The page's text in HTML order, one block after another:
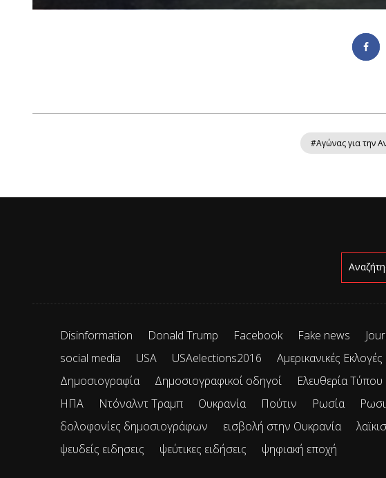
#Αγώνας για την
Disinformation Donald Trump Facebook Fake news
social media
USA USAelections2016 Αμερικανικές Εκλογές
Δημοσιογραφία
Δημοσιογραφικοί οδηγοί Ελευθερία Τύπου
ΗΠΑ
Ντόναλντ Τραμπ Ουκρανία Πούτιν Ρωσία
δολοφονίες δημοσιογράφων
εισβολή στην Ουκρανία
ψευδείς ειδησεις
ψεύτικες ειδήσεις ψηφιακή εποχή